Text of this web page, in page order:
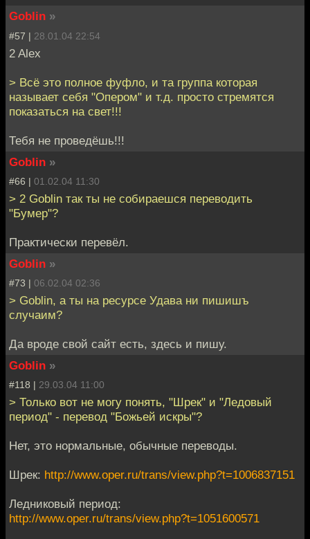
Goblin »
#57 | 28.01.04 22:54
2 Alex
> Всё это полное фуфло, и та группа которая
называет себя "Опером" и т.д. просто стремятся
показаться на свет!!!
Тебя не проведёшь!!!
Goblin »
#66 | 01.02.04 11:30
> 2 Goblin так ты не собираешся переводить
"Бумер"?
Практически перевёл.
Goblin »
#73 | 06.02.04 02:36
> Goblin, а ты на ресурсе Удава ни пишишъ
случаим?
Да вроде свой сайт есть, здесь и пишу.
Goblin »
#118 | 29.03.04 11:00
> Только вот не могу понять, "Шрек" и "Ледовый
период" - перевод "Божьей искры"?
Нет, это нормальные, обычные переводы.
Шрек: http://www.oper.ru/trans/view.php?t=1006837151
Ледниковый период:
http://www.oper.ru/trans/view.php?t=1051600571